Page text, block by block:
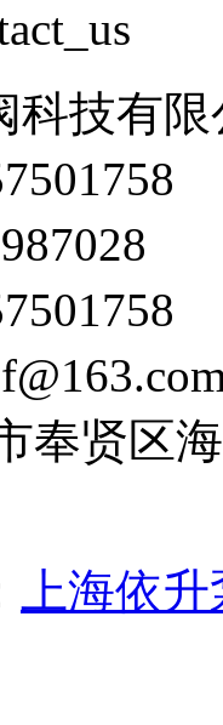
科技有
奉贤区
上海依